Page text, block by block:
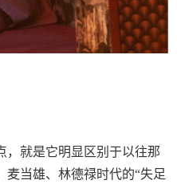
，就是它明显区别于以往那
当雄、林德禄时代的“失足